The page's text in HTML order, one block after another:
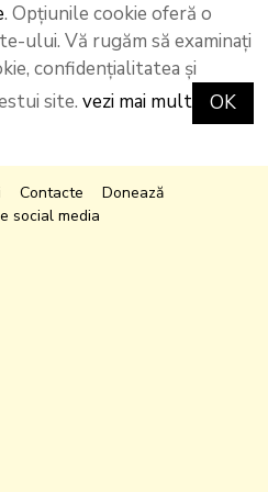
. Opțiunile cookie oferă o
ului. Vă rugăm să examinați
confidențialitatea și
site. vezi mai mult
OK
Contacte
Donează
social media